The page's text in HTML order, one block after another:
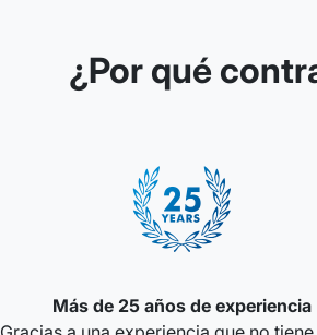
¿Por qué
Más de 25 años de experiencia